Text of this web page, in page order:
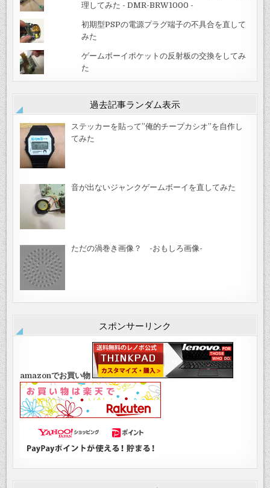
理してみた - DMR-BRW1000 -
初期型PSPの電源プラグ端子の不具合を直して
みた
ゲームボーイポケットの反射板の交換をしてみ
た
過去記事ランダム表示
ステッカーを貼って”俺的チープカシオ”を自作し
てみた
音が出ないジャンクゲームボーイを直してみた
ただの渦巻き画像？ -おもしろ画像-
スポンサーリンク
amazonでお買い物